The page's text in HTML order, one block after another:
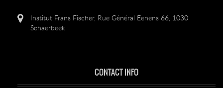
Institut Frans Fischer, Rue Général Eenens 66, 1030
Schaerbeek
CONTACT INFO